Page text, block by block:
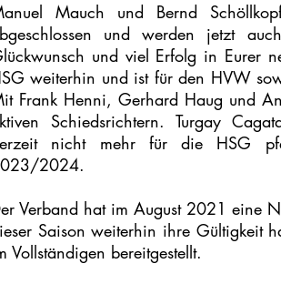
Mauch und Bernd
und werden jetzt
und viel Erfolg in Eurer
weiterhin und ist für den HVW
Frank Henni, Gerhard Haug und
Schiedsrichtern. Turgay
nicht mehr für die HSG
2024.
Verband hat im August 2021 eine
Saison weiterhin ihre Gültigkeit
Vollständigen bereitgestellt.